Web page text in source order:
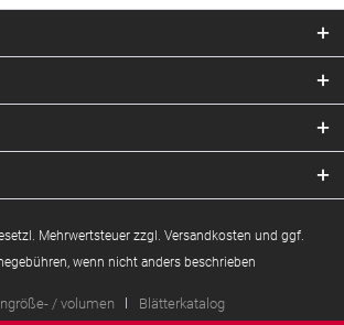
Mehrwertsteuer zzgl. Versandkosten und ggf.
wenn nicht anders beschrieben
/ volumen Blätterkatalog